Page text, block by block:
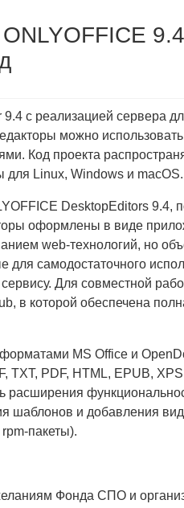
с реализацией сервера
можно
Код проекта
Linux, Windows и macOS.
DesktopEditors 9.4,
оформлены в виде
web-технологий, но
самодостаточного
Для совместной
в которой обеспечена
MS Office и
PDF, HTML, EPUB,
шаблонов и добавления
пакеты).
Фонда СПО и